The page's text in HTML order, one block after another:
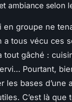
ambiance selon
en groupe ne
a tous vécu ces
tout gâché :
Pourtant,
les bases
C’est là que